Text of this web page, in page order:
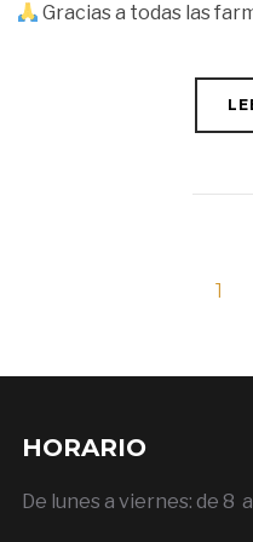
Gracias a todas las
1
HORARIO
De lunes a viernes: de 8